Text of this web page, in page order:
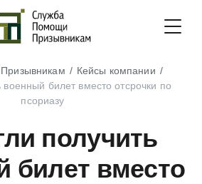
Кейсы компании
билет вместо отсрочки по
псориазу
получить
билет вместо